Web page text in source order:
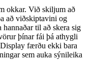
okkar. Við skiljum að
að viðskiptavini og
til að skera sig
þínar fái þá athygli
færðu ekki bara
sem auka sýnileika